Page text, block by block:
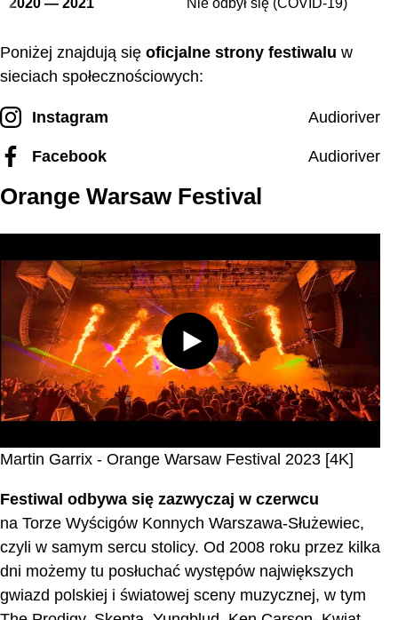
2020 — 2021 Nie odbył się (COVID-19)
Poniżej znajdują się oficjalne strony festiwalu w
sieciach społecznościowych:
Instagram Audioriver
Facebook Audioriver
Orange Warsaw Festival
Martin Garrix - Orange Warsaw Festival 2023 [4K]
Festiwal odbywa się zazwyczaj w czerwcu
na Torze Wyścigów Konnych Warszawa-Służewiec,
czyli w samym sercu stolicy. Od 2008 roku przez kilka
dni możemy tu posłuchać występów największych
gwiazd polskiej i światowej sceny muzycznej, w tym